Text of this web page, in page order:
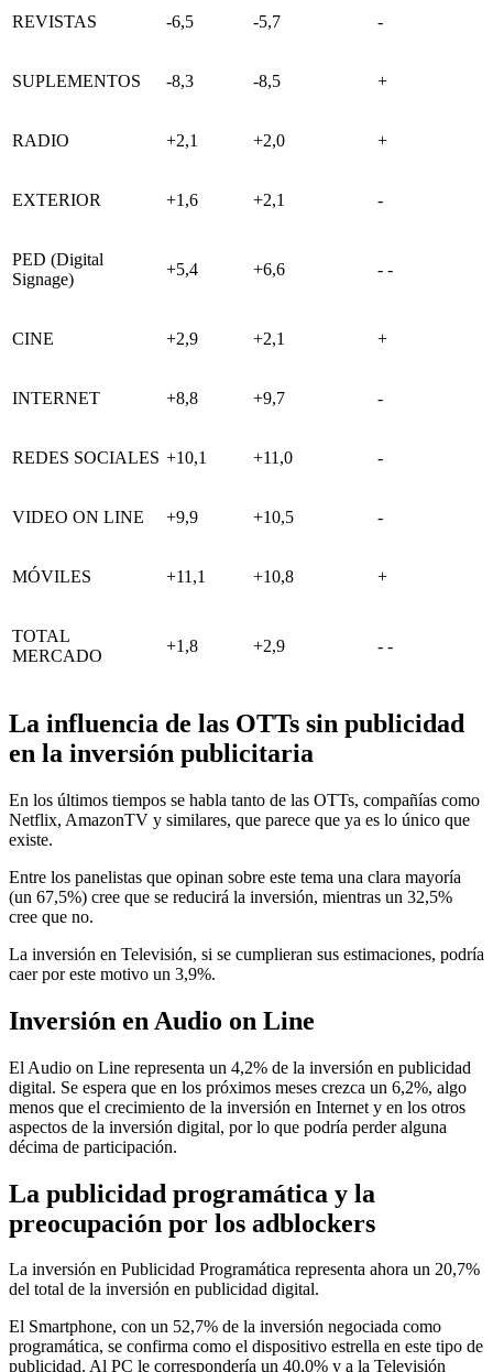
REVISTAS -6,5 -5,7 -
SUPLEMENTOS -8,3 -8,5 +
RADIO +2,1 +2,0 +
EXTERIOR +1,6 +2,1 -
PED (Digital
Signage)
+5,4 +6,6 - -
CINE +2,9 +2,1 +
INTERNET +8,8 +9,7 -
REDES SOCIALES +10,1 +11,0 -
VIDEO ON LINE +9,9 +10,5 -
MÓVILES +11,1 +10,8 +
TOTAL
MERCADO
+1,8 +2,9 - -
La influencia de las OTTs sin publicidad
en la inversión publicitaria
En los últimos tiempos se habla tanto de las OTTs, compañías como
Netflix, AmazonTV y similares, que parece que ya es lo único que
existe.
Entre los panelistas que opinan sobre este tema una clara mayoría
(un 67,5%) cree que se reducirá la inversión, mientras un 32,5%
cree que no.
La inversión en Televisión, si se cumplieran sus estimaciones, podría
caer por este motivo un 3,9%.
Inversión en Audio on Line
El Audio on Line representa un 4,2% de la inversión en publicidad
digital. Se espera que en los próximos meses crezca un 6,2%, algo
menos que el crecimiento de la inversión en Internet y en los otros
aspectos de la inversión digital, por lo que podría perder alguna
décima de participación.
La publicidad programática y la
preocupación por los adblockers
La inversión en Publicidad Programática representa ahora un 20,7%
del total de la inversión en publicidad digital.
El Smartphone, con un 52,7% de la inversión negociada como
programática, se confirma como el dispositivo estrella en este tipo de
publicidad. Al PC le correspondería un 40,0% y a la Televisión